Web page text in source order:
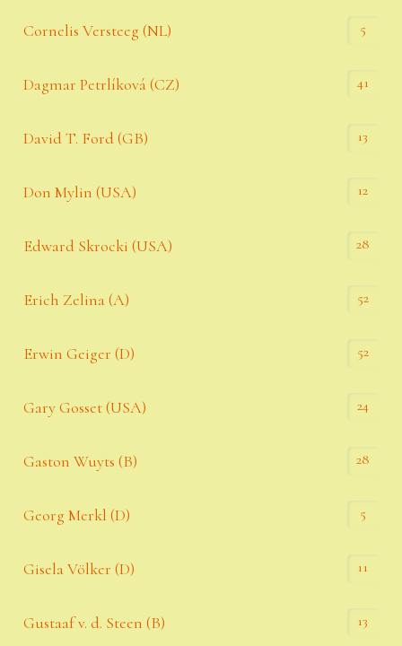
Cornelis Versteeg (NL) 5
Dagmar Petrlíková (CZ) 41
David T. Ford (GB) 13
Don Mylin (USA) 12
Edward Skrocki (USA) 28
Erich Zelina (A) 52
Erwin Geiger (D) 52
Gary Gosset (USA) 24
Gaston Wuyts (B) 28
Georg Merkl (D) 5
Gisela Völker (D) 11
Gustaaf v. d. Steen (B) 13